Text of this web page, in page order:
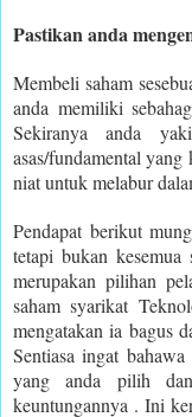
Pastikan anda
Membeli saham
anda memiliki
Sekiranya anda
asas/fundamental
niat untuk melabur
Pendapat berikut
tetapi bukan
merupakan pilihan
saham syarikat
mengatakan ia bagus
Sentiasa ingat
yang anda pilih dan
keuntungannya . Ini